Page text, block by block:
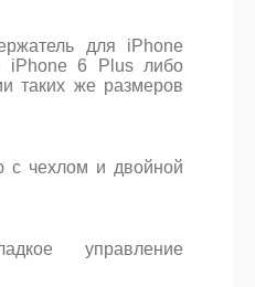
для iPhone
iPhone 6 Plus либо
таких же размеров
с чехлом и двойной
управление